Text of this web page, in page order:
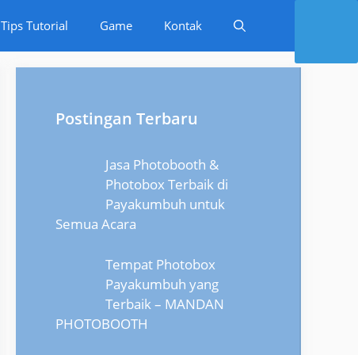
Tips Tutorial Game Kontak
Postingan Terbaru
Jasa Photobooth &
Photobox Terbaik di
Payakumbuh untuk
Semua Acara
Tempat Photobox
Payakumbuh yang
Terbaik – MANDAN
PHOTOBOOTH